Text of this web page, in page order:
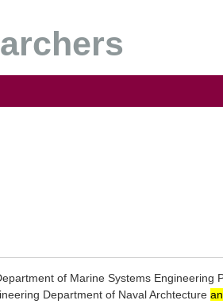
of Marine Systems Engineering
Department of Naval Archtecture